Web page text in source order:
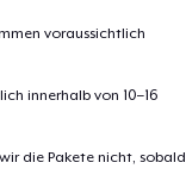
voraussichtlich
innerhalb von 10–16
die Pakete nicht, sobald
Shirt